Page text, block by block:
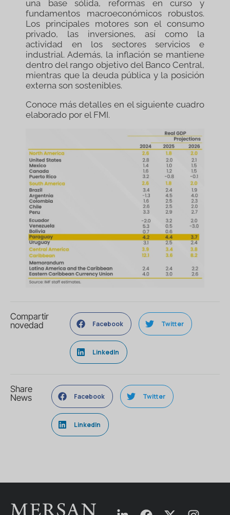
una base sólida, reformas en curso y
fundamentos macroeconómicos robustos.
Los principales motores son el consumo
privado, las inversiones, así como la
actividad en los sectores servicios e
industrial. Además, la inflación se mantiene
dentro del rango objetivo del Banco Central,
mientras que la deuda pública y la posición
externa son sostenibles.
Conoce más detalles en el siguiente cuadro
elaborado por el FMI.
Compartir
novedad
Facebook Twitter
LinkedIn
Share
News
Facebook Twitter
LinkedIn